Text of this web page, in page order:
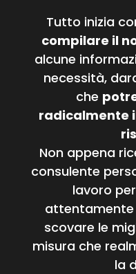
Tutto inizia
compilare il
alcune
necessità,
che
radicalmente
Non appena
consulente
lavoro
attentamente
scovare le
misura che
la